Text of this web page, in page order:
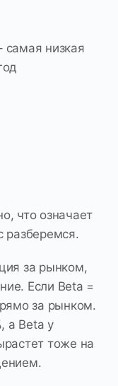
самая низкая
что означает
разберемся.
за рынком,
Если Beta =
за рынком.
а Beta у
тоже на